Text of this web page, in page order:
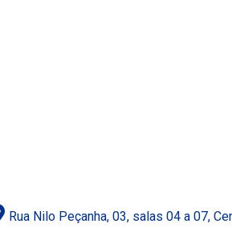
Rua Nilo Peçanha, 03, salas 04 a 07,